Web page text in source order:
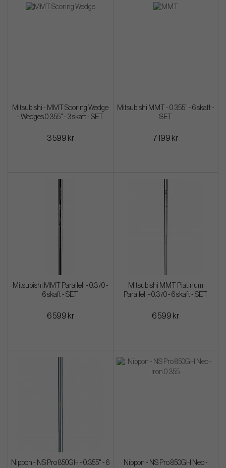
Mitsubishi - MMT Scoring Wedge
- Wedges 0.355" - 3 skaft - SET
3 599 kr
Mitsubishi MMT - 0.355" - 6 skaft -
SET
7 199 kr
Mitsubishi MMT Parallell - 0.370 -
6 skaft - SET
6 599 kr
Mitsubishi MMT Platinum
Parallell - 0.370 - 6 skaft - SET
6 599 kr
Nippon - NS Pro 850GH - 0.355" - 6
Nippon - NS Pro 850GH Neo -